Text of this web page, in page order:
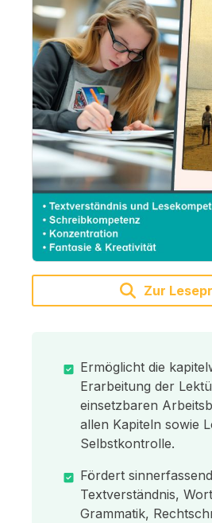
Zur
Ermöglicht die
Erarbeitung der
einsetzbaren
allen Kapiteln sowie
Selbstkontrolle.
Fördert
Textverständnis,
Grammatik,